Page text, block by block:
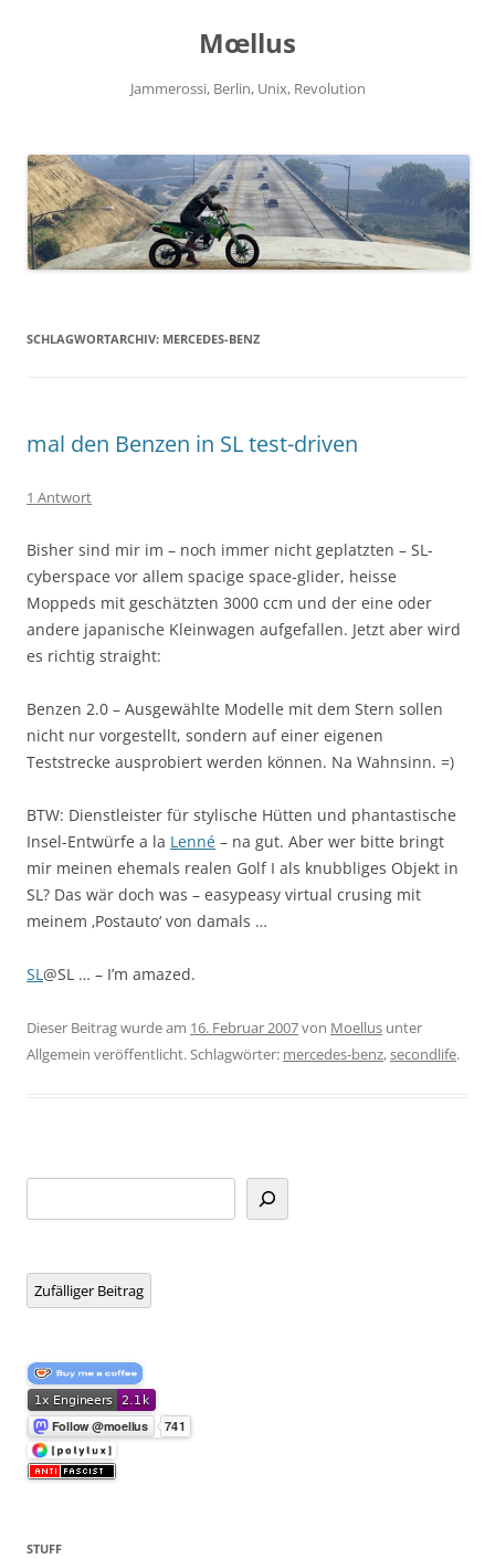
Mœllus
Jammerossi, Berlin, Unix, Revolution
SCHLAGWORTARCHIV: MERCEDES-BENZ
mal den Benzen in SL test-driven
1 Antwort
Bisher sind mir im – noch immer nicht geplatzten – SL-
cyberspace vor allem spacige space-glider, heisse
Moppeds mit geschätzten 3000 ccm und der eine oder
andere japanische Kleinwagen aufgefallen. Jetzt aber wird
es richtig straight:
Benzen 2.0 – Ausgewählte Modelle mit dem Stern sollen
nicht nur vorgestellt, sondern auf einer eigenen
Teststrecke ausprobiert werden können. Na Wahnsinn. =)
BTW: Dienstleister für stylische Hütten und phantastische
Insel-Entwürfe a la Lenné – na gut. Aber wer bitte bringt
mir meinen ehemals realen Golf I als knubbliges Objekt in
SL? Das wär doch was – easypeasy virtual crusing mit
meinem ‚Postauto‘ von damals …
SL@SL … – I’m amazed.
Dieser Beitrag wurde am 16. Februar 2007von Moellus unter
Allgemein veröffentlicht. Schlagwörter: mercedes-benz,secondlife.
Zufälliger Beitrag
STUFF